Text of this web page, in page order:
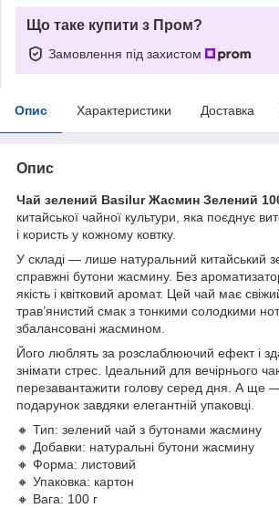
Що таке купити з Пром?
Замовлення під захистом
Опис Характеристики Доставка
Опис
Чай зелений Basilur Жасмин Зелений
китайської чайної культури, яка поєднує
і користь у кожному ковтку.
У складі — лише натуральний китайський
справжні бутони жасмину. Без
якість і квітковий аромат. Цей чай має
трав’янистий смак з тонкими солодкими
збалансовані жасмином.
Його люблять за розслаблюючий ефект і
знімати стрес. Ідеальний для вечірнього
перезавантажити голову серед дня. А ще
подарунок завдяки елегантній упаковці.
🔸 Тип: зелений чай з бутонами жасмину
🔸 Добавки: натуральні бутони жасмину
🔸 Форма: листовий
🔸 Упаковка: картон
🔸 Вага: 100 г